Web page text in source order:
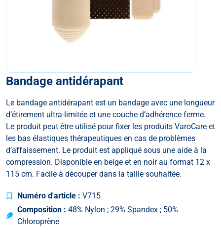
Bandage antidérapant
Le bandage antidérapant est un bandage avec une longueur
d’étirement ultra-limitée et une couche d’adhérence ferme.
Le produit peut être utilisé pour fixer les produits VaroCare et
les bas élastiques thérapeutiques en cas de problèmes
d’affaissement. Le produit est appliqué sous une aide à la
compression. Disponible en beige et en noir au format 12 x
115 cm. Facile à découper dans la taille souhaitée.
Numéro d'article : V715
Composition : 48% Nylon ; 29% Spandex ; 50%
Chloroprène